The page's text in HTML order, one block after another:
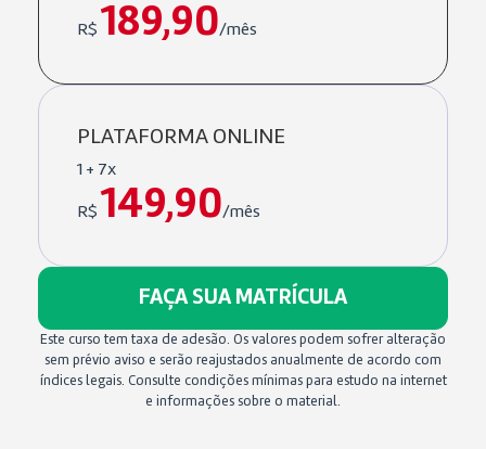
R$ 189,90/mês
PLATAFORMA ONLINE
1 + 7x
R$ 149,90/mês
FAÇA SUA MATRÍCULA
Este curso tem taxa de adesão. Os valores podem sofrer alteração
sem prévio aviso e serão reajustados anualmente de acordo com
índices legais. Consulte condições mínimas para estudo na internet
e informações sobre o material.